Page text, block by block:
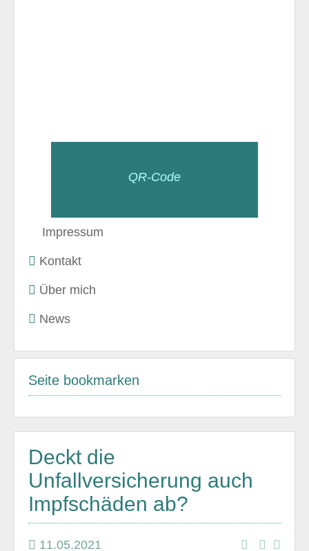
QR-Code
Impressum
Kontakt
Über mich
News
Seite bookmarken
Deckt die
Unfallversicherung auch
Impfschäden ab?
11.05.2021